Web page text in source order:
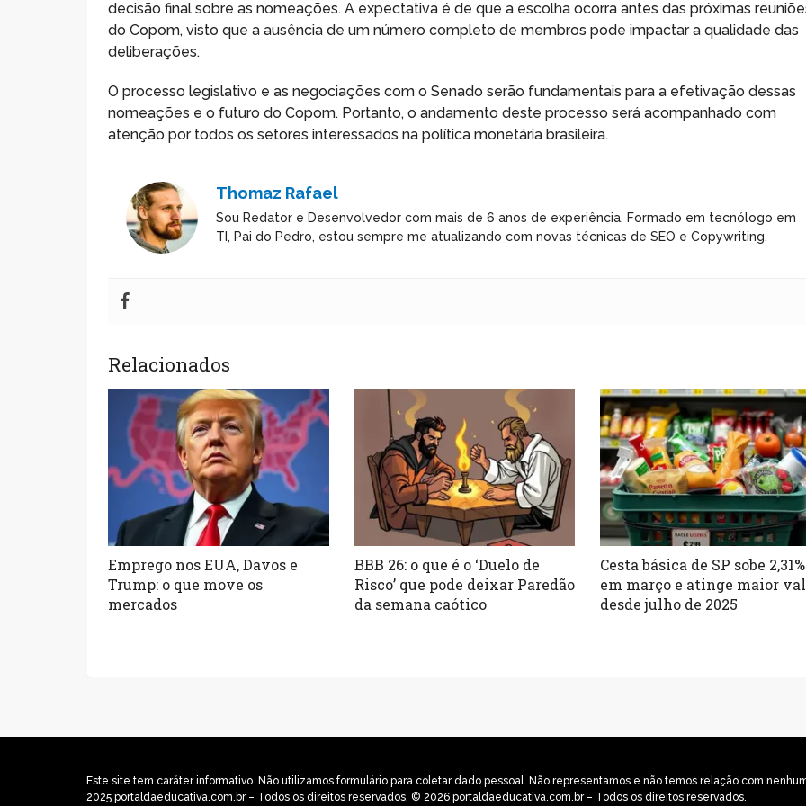
decisão final sobre as nomeações. A expectativa é de que a escolha ocorra antes das próximas
do Copom, visto que a ausência de um número completo de membros pode impactar a qualidade das
deliberações.
O processo legislativo e as negociações com o Senado serão fundamentais para a efetivação dessas
nomeações e o futuro do Copom. Portanto, o andamento deste processo será acompanhado com
atenção por todos os setores interessados na política monetária brasileira.
Thomaz Rafael
Sou Redator e Desenvolvedor com mais de 6 anos de experiência. Formado em tecnólogo em
TI, Pai do Pedro, estou sempre me atualizando com novas técnicas de SEO e Copywriting.
Relacionados
Emprego nos EUA, Davos e
Trump: o que move os
mercados
BBB 26: o que é o ‘Duelo de
Risco’ que pode deixar Paredão
da semana caótico
Cesta básica de SP sobe 2,31%
em março e atinge maior
desde julho de 2025
Este site tem caráter informativo. Não utilizamos formulário para coletar dado pessoal. Não representamos e não temos relação com
2025 portaldaeducativa.com.br – Todos os direitos reservados. © 2026 portaldaeducativa.com.br – Todos os direitos reservados.